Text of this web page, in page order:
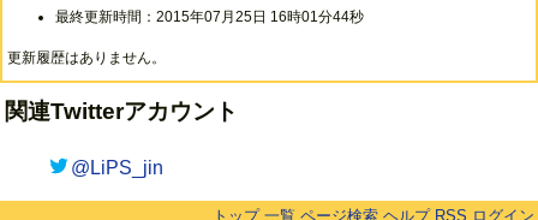
最終更新時間：2015年07月25日 16時01分44秒
更新履歴はありません。
関連Twitterアカウント
@LiPS_jin
トップ 一覧 ページ検索 ヘルプ RSS ログイン